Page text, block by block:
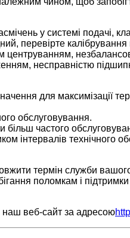
у системі подачі,
перевірте
центруванням,
несправністю
для максимізації
обслуговування.
більш частого
інтервалів технічного
термін служби
поломкам і
наш веб-сайт за адресою